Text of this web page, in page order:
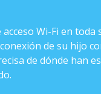
Wi-Fi en toda
de su hijo
de dónde han